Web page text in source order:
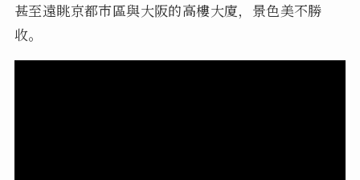
甚至遠眺京都市區與大阪的高樓大廈，景色美不勝
收。